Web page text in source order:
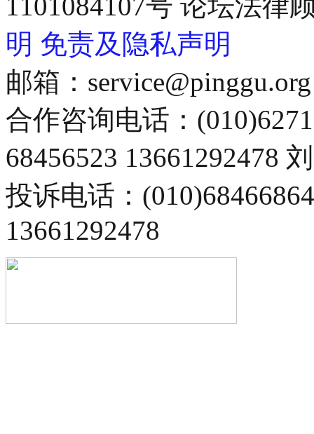
明 免责及隐私声明
邮箱：service@pinggu.org
合作咨询电话：
68456523 13661292478
投诉电话：
13661292478